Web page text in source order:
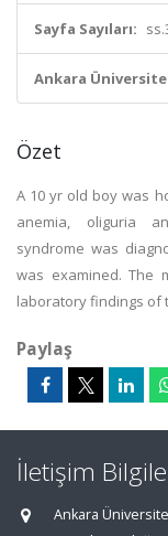
Sayfa Sayıları:
Ankara
Özet
A 10 yr old boy was
anemia, oliguria
syndrome was
was examined. The
laboratory findings of
Paylaş
İletişim
Ankara